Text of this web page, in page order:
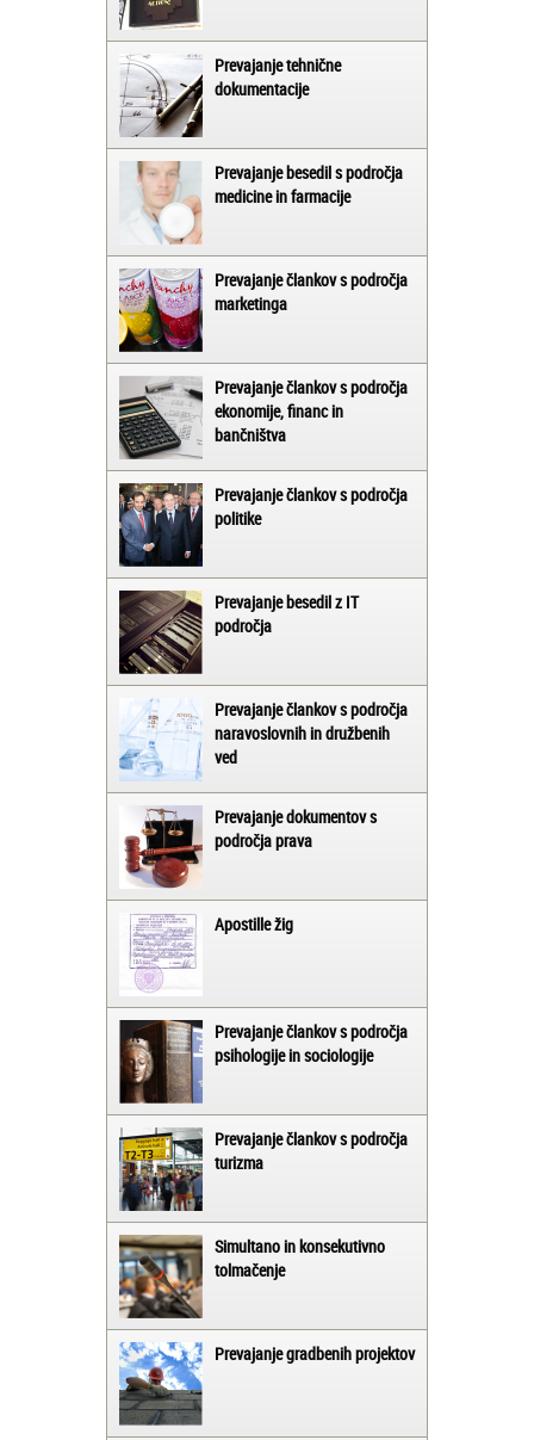
Prevajanje tehnične
dokumentacije
Prevajanje besedil s področja
medicine in farmacije
Prevajanje člankov s področja
marketinga
Prevajanje člankov s področja
ekonomije, financ in
bančništva
Prevajanje člankov s področja
politike
Prevajanje besedil z IT
področja
Prevajanje člankov s področja
naravoslovnih in družbenih
ved
Prevajanje dokumentov s
področja prava
Apostille žig
Prevajanje člankov s področja
psihologije in sociologije
Prevajanje člankov s področja
turizma
Simultano in konsekutivno
tolmačenje
Prevajanje gradbenih projektov